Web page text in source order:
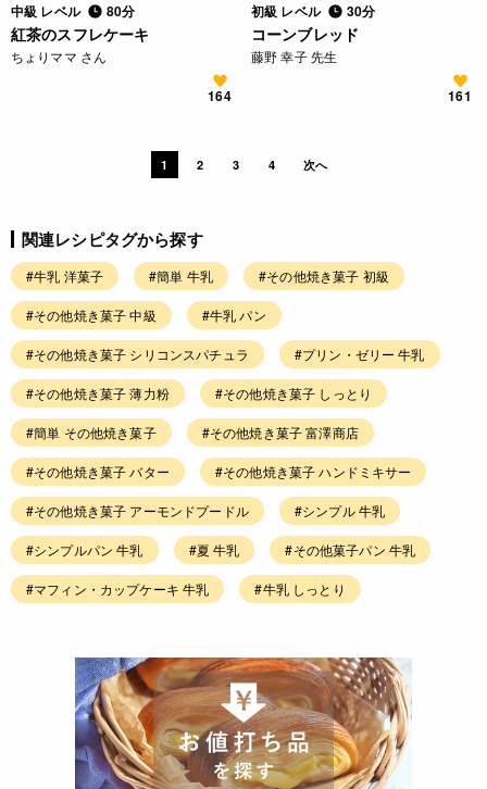
中級 レベル 80分
紅茶のスフレケーキ
ちょりママ さん
164
初級 レベル 30分
コーンブレッド
藤野 幸子 先生
161
1 2 3 4 次へ
関連レシピタグから探す
#牛乳 洋菓子 #簡単 牛乳 #その他焼き菓子 初級
#その他焼き菓子 中級 #牛乳 パン
#その他焼き菓子 シリコンスパチュラ #プリン・ゼリー 牛乳
#その他焼き菓子 薄力粉 #その他焼き菓子 しっとり
#簡単 その他焼き菓子 #その他焼き菓子 富澤商店
#その他焼き菓子 バター #その他焼き菓子 ハンドミキサー
#その他焼き菓子 アーモンドプードル #シンプル 牛乳
#シンプルパン 牛乳 #夏 牛乳 #その他菓子パン 牛乳
#マフィン・カップケーキ 牛乳 #牛乳 しっとり